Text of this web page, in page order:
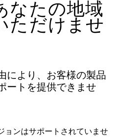
なたの地域
ただけませ
により、お客様の製品
ートを提供できませ
ョンはサポートされていませ